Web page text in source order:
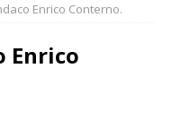
Enrico Conterno.
Enrico